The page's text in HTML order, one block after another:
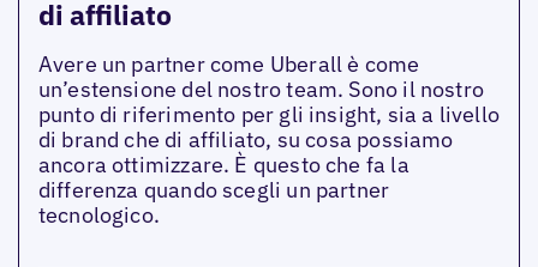
di affiliato
Avere un partner come Uberall è come
un’estensione del nostro team. Sono il nostro
punto di riferimento per gli insight, sia a livello
di brand che di affiliato, su cosa possiamo
ancora ottimizzare. È questo che fa la
differenza quando scegli un partner
tecnologico.